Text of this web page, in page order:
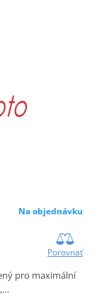
Na objednávku
Porovnať
pro maximální